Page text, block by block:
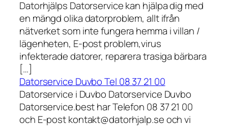
Datorhjälps Datorservice kan hjälpa dig med
en mängd olika datorproblem, allt ifrån
nätverket som inte fungera hemma i villan /
lägenheten, E-post problem,virus
infekterade datorer, reparera trasiga bärbara
[…]
Datorservice Duvbo Tel 08 37 21 00
Datorservice i Duvbo Datorservice Duvbo
Datorservice.best har Telefon 08 37 21 00
och E-post kontakt@datorhjalp.se och vi